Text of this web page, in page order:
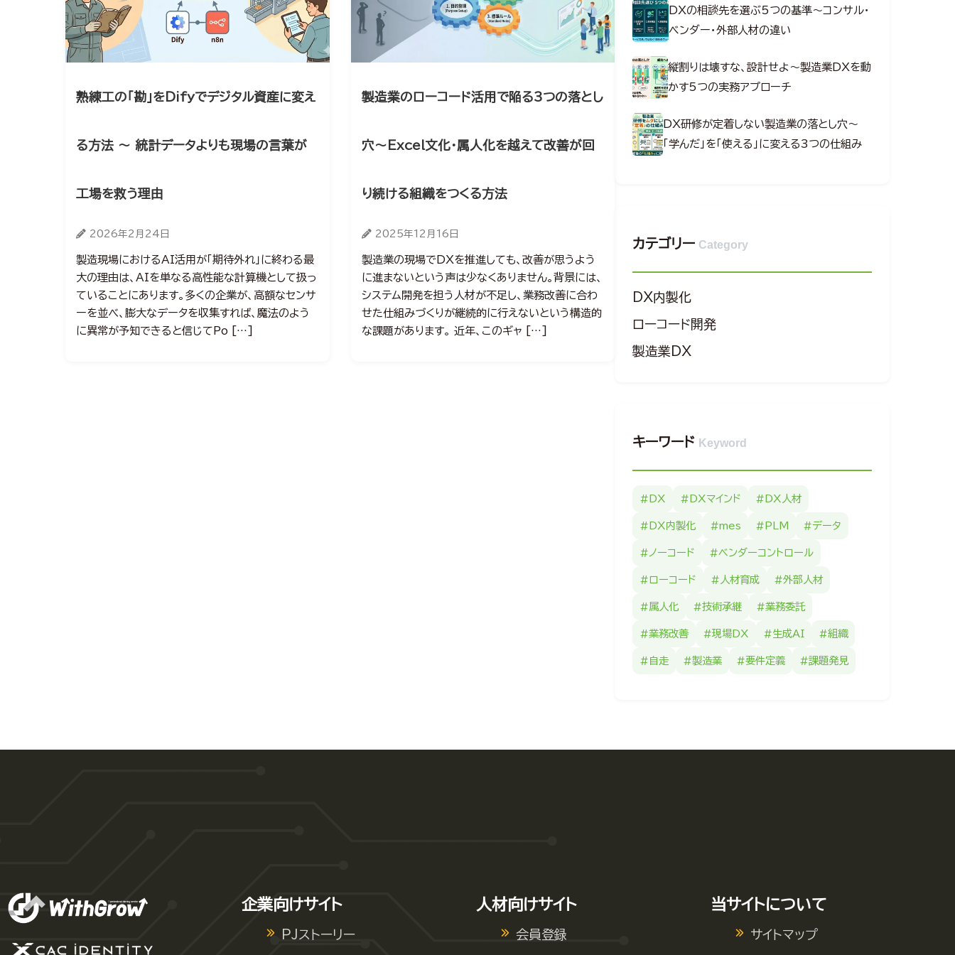
熟練工の「勘」をDifyでデジタル資産に変え
る方法 ～ 統計データよりも現場の言葉が
工場を救う理由
2026年2月24日
製造現場におけるAI活用が「期待外れ」に終わる最
大の理由は、AIを単なる高性能な計算機として扱っ
ていることにあります。多くの企業が、高額なセンサ
ーを並べ、膨大なデータを収集すれば、魔法のよう
に異常が予知できると信じてPo […]
製造業のローコード活用で陥る3つの落とし
穴～Excel文化・属人化を越えて改善が回
り続ける組織をつくる方法
2025年12月16日
製造業の現場でDXを推進しても、改善が思うよう
に進まないという声は少なくありません。背景には、
システム開発を担う人材が不足し、業務改善に合わ
せた仕組みづくりが継続的に行えないという構造的
な課題があります。 近年、このギャ […]
DXの相談先を選ぶ5つの基準～コンサル・
ベンダー・外部人材の違い
縦割りは壊すな、設計せよ～製造業DXを動
かす5つの実務アプローチ
DX研修が定着しない製造業の落とし穴～
「学んだ」を「使える」に変える3つの仕組み
カテゴリー Category
DX内製化
ローコード開発
製造業DX
キーワード Keyword
#DX #DXマインド #DX人材
#DX内製化 #mes #PLM #データ
#ノーコード #ベンダーコントロール
#ローコード #人材育成 #外部人材
#属人化 #技術承継 #業務委託
#業務改善 #現場DX #生成AI #組織
#自走 #製造業 #要件定義 #課題発見
企業向けサイト
PJストーリー
人材向けサイト
会員登録
当サイトについて
サイトマップ